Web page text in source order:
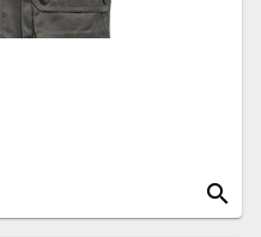
search